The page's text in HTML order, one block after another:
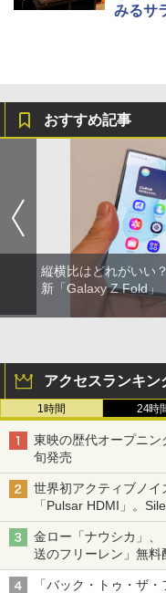
みるサ
おすすめ記事
縦横比はどれがいい
新「Galaxy Z Fold」
アクセスランキン
1時間 24時
東映の歴代オープニ
旬発売
世界初アクティブノ
「Pulsar HDMI」。
金ロー「ナウシカ」
送のフリーレン」無
「バック・トゥ・ザ